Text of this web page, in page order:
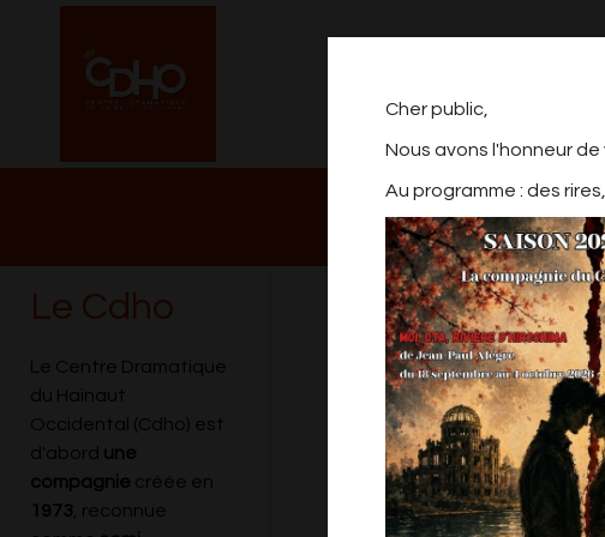
Cher public,
Nous avons l'honneur
Au programme : des
NOTRE PROGRAMMATION
2026/2027
Le Cdho
Le Centre Dramatique
du Hainaut
Occidental (Cdho) est
d'abord une
compagnie créée en
1973 , reconnue
PRÉVERTISSIMOTS
Mise en scène Rudy Vico
par la Cie du CDHO